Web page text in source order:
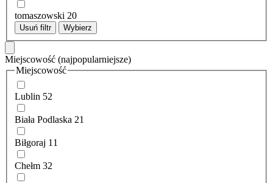
tomaszowski 20
Usuń filtr Wybierz
Miejscowość (najpopularniejsze)
Miejscowość
Lublin 52
Biała Podlaska 21
Biłgoraj 11
Chełm 32